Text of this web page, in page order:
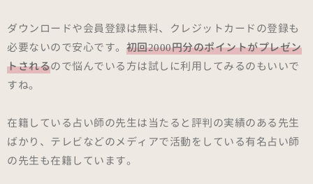
ダウンロードや会員登録は無料、クレジットカードの登録も
必要ないので安心です。 初回2000円分のポイントがプレゼン
トされるので悩んでいる方は試しに利用してみるのもいいで
すね。
在籍している占い師の先生は当たると評判の実績のある先生
ばかり、テレビなどのメディアで活動をしている有名占い師
の先生も在籍しています。